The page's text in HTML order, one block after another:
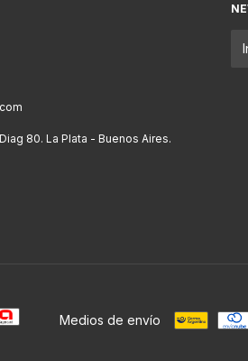
80. La Plata - Buenos Aires.
Medios de envío